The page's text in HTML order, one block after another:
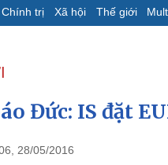
Chính trị Xã hội Thế giới
sự
thật
Dấu ấn VOV
Đức: IS đặt
28/05/2016